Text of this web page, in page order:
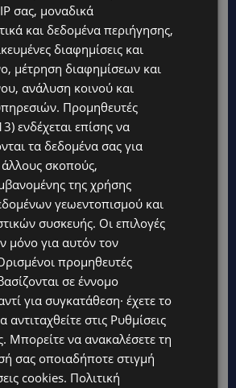
σας, μοναδικά
και δεδομένα περιήγησης,
διαφημίσεις και
μέτρηση διαφημίσεων και
ανάλυση κοινού και
Προμηθευτές
ενδέχεται επίσης να
τα δεδομένα σας για
άλλους σκοπούς,
της χρήσης
γεωεντοπισμού και
συσκευής. Οι επιλογές
μόνο για αυτόν τον
προμηθευτές
σε έννομο
για συγκατάθεση· έχετε το
αντιταχθείτε στις Ρυθμίσεις
. Μπορείτε να ανακαλέσετε τη
σας οποιαδήποτε στιγμή
cookies. Πολιτική